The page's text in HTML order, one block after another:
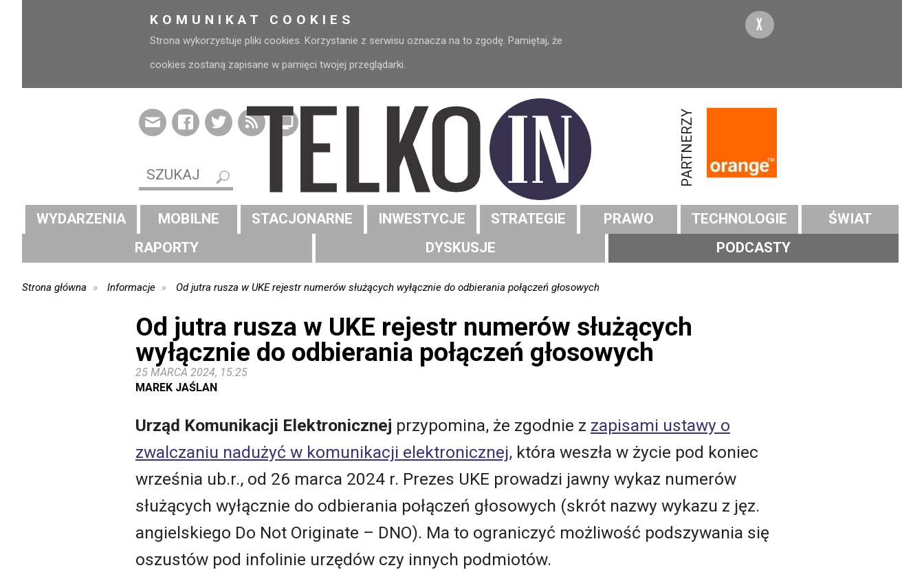
KOMUNIKAT COOKIES
Strona wykorzystuje pliki cookies. Korzystanie z serwisu oznacza na to zgodę. Pamiętaj, że
cookies zostaną zapisane w pamięci twojej przeglądarki.
X
PARTNERZY
WYDARZENIA MOBILNE STACJONARNE INWESTYCJE STRATEGIE PRAWO TECHNOLOGIE
ŚWIAT
RAPORTY
DYSKUSJE PODCASTY
Strona główna Informacje Od jutra rusza w UKE rejestr numerów służących wyłącznie do odbierania połączeń głosowych
Od jutra rusza w UKE rejestr numerów służących
wyłącznie do odbierania połączeń głosowych
25 MARCA 2024, 15:25
MAREK JAŚLAN
Urząd Komunikacji Elektronicznej przypomina, że zgodnie z zapisami ustawy o
zwalczaniu nadużyć w komunikacji elektronicznej, która weszła w życie pod koniec
września ub.r., od 26 marca 2024 r. Prezes UKE prowadzi jawny wykaz numerów
służących wyłącznie do odbierania połączeń głosowych (skrót nazwy wykazu z jęz.
angielskiego Do Not Originate – DNO). Ma to ograniczyć możliwość podszywania się
oszustów pod infolinie urzędów czy innych podmiotów.